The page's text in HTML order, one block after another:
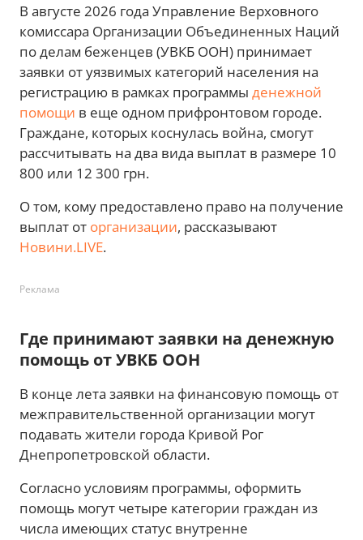
В августе 2026 года Управление Верховного
комиссара Организации Объединенных Наций
по делам беженцев (УВКБ ООН) принимает
заявки от уязвимых категорий населения на
регистрацию в рамках программы денежной
помощи в еще одном прифронтовом городе.
Граждане, которых коснулась война, смогут
рассчитывать на два вида выплат в размере 10
800 или 12 300 грн.
О том, кому предоставлено право на получение
выплат от организации, рассказывают
Новини.LIVE.
Реклама
Где принимают заявки на денежную
помощь от УВКБ ООН
В конце лета заявки на финансовую помощь от
межправительственной организации могут
подавать жители города Кривой Рог
Днепропетровской области.
Согласно условиям программы, оформить
помощь могут четыре категории граждан из
числа имеющих статус внутренне